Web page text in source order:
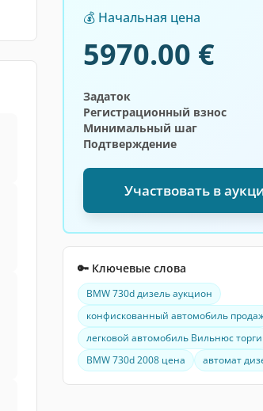
💰 Начальная цена
5970.00 €
Задаток
Регистрационный взнос
Минимальный шаг
Подтверждение
Участвовать в
🔑 Ключевые слова
BMW 730d дизель аукцион
конфискованный автомобиль
легковой автомобиль Вильнюс торги
BMW 730d 2008 цена
автомат